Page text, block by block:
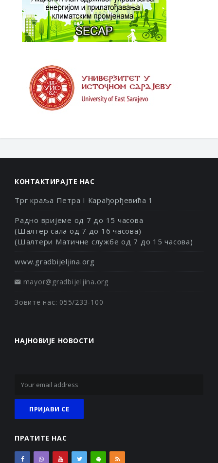
КОНТАКТИРАЈТЕ НАС
Трг краља Петра I Карађорђевића 1
Радно вријеме од 7 до 15 часова
(Шалтер сала од 7 до 16 часова)
(Шалтери Матичне службе од 7 до 15 часова)
www.gradbijeljina.org
mayor@gradbijeljina.org
Зовите нас: 055/233-100
НАЈНОВИЈЕ НОВОСТИ
ПРАТИТЕ НАС